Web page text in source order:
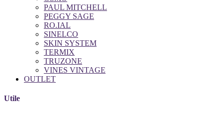
PAUL MITCHELL
PEGGY SAGE
RO.IAL
SINELCO
SKIN SYSTEM
TERMIX
TRUZONE
VINES VINTAGE
OUTLET
Utile